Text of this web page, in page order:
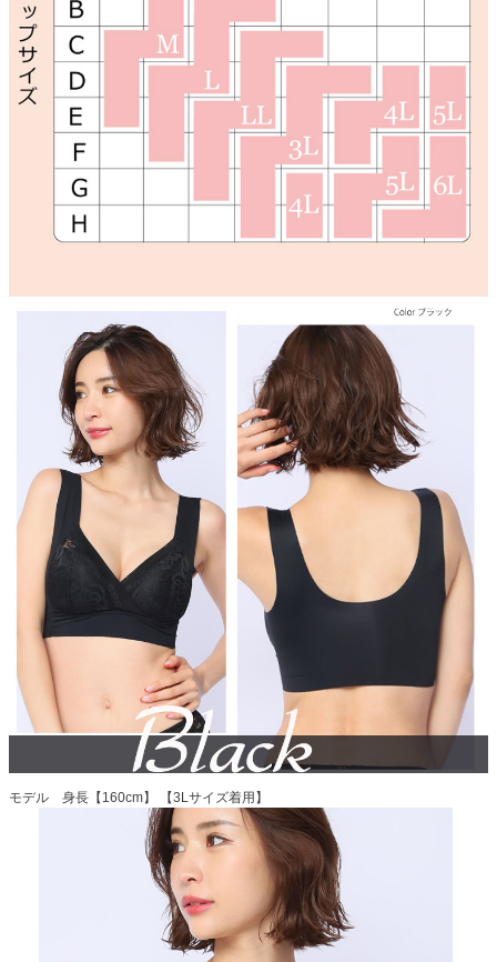
モデル 身長【160cm】 【3Lサイズ着用】